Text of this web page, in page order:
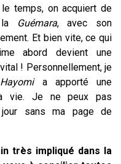
temps, on acquiert de
la
Guémara, avec son
Et bien vite, ce qui
abord devient une
! Personnellement, je
Hayomia apporté une
vie. Je ne peux pas
sans ma page de
très impliqué dans la